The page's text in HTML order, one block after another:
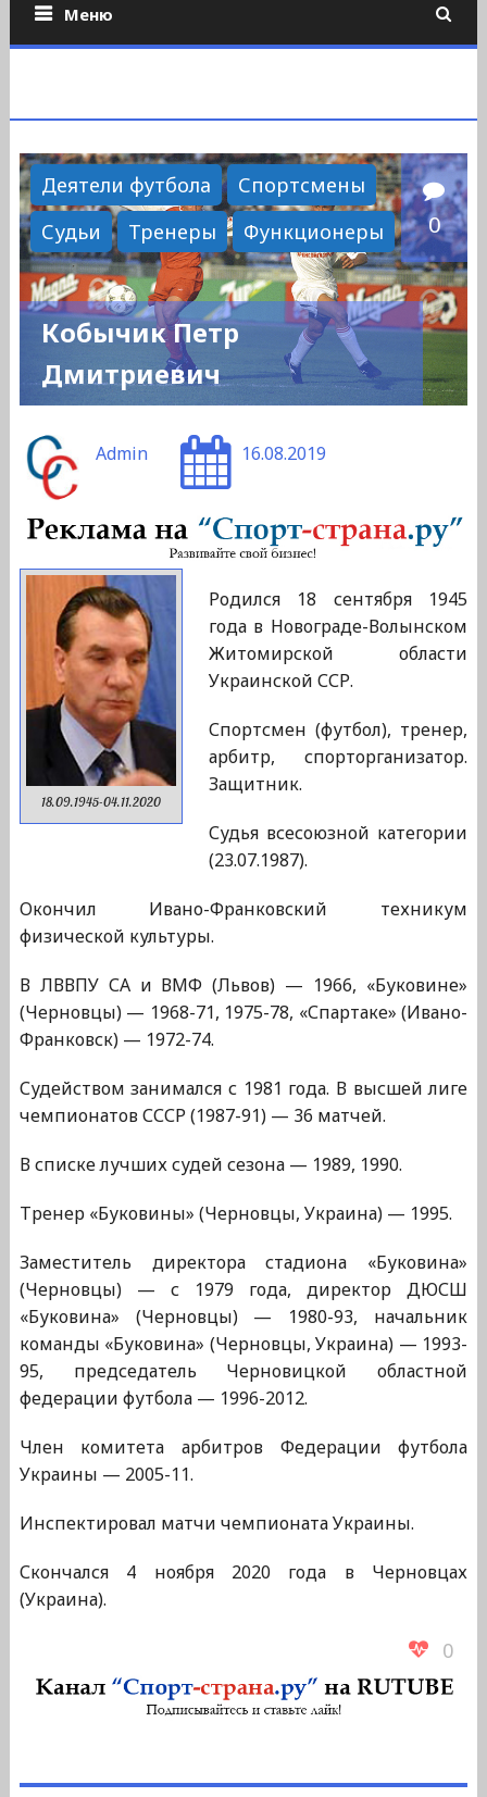
Меню
Деятели футбола
Спортсмены
Судьи
Тренеры Функционеры 0
Кобычик Петр
Дмитриевич
Admin 16.08.2019
18.09.1945-04.11.2020
Родился 18 сентября 1945
года в Новограде-Волынском
Житомирской области
Украинской ССР.
Спортсмен (футбол), тренер,
арбитр, спорторганизатор.
Защитник.
Судья всесоюзной категории
(23.07.1987).
Окончил Ивано-Франковский техникум
физической культуры.
В ЛВВПУ СА и ВМФ (Львов) — 1966, «Буковине»
(Черновцы) — 1968-71, 1975-78, «Спартаке» (Ивано-
Франковск) — 1972-74.
Судейством занимался с 1981 года. В высшей лиге
чемпионатов СССР (1987-91) — 36 матчей.
В списке лучших судей сезона — 1989, 1990.
Тренер «Буковины» (Черновцы, Украина) — 1995.
Заместитель директора стадиона «Буковина»
(Черновцы) — с 1979 года, директор ДЮСШ
«Буковина» (Черновцы) — 1980-93, начальник
команды «Буковина» (Черновцы, Украина) — 1993-
95, председатель Черновицкой областной
федерации футбола — 1996-2012.
Член комитета арбитров Федерации футбола
Украины — 2005-11.
Инспектировал матчи чемпионата Украины.
Скончался 4 ноября 2020 года в Черновцах
(Украина).
0